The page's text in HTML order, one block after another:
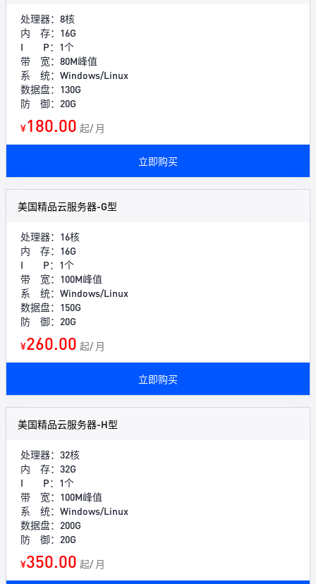
处理器：8核
内 存：16G
I P：1个
带 宽：80M峰值
系 统：Windows/Linux
数据盘：130G
防 御：20G
¥180.00 起/ 月
立即购买
美国精品云服务器-G型
处理器：16核
内 存：16G
I P：1个
带 宽：100M峰值
系 统：Windows/Linux
数据盘：150G
防 御：20G
¥260.00 起/ 月
立即购买
美国精品云服务器-H型
处理器：32核
内 存：32G
I P：1个
带 宽：100M峰值
系 统：Windows/Linux
数据盘：200G
防 御：20G
¥350.00 起/ 月